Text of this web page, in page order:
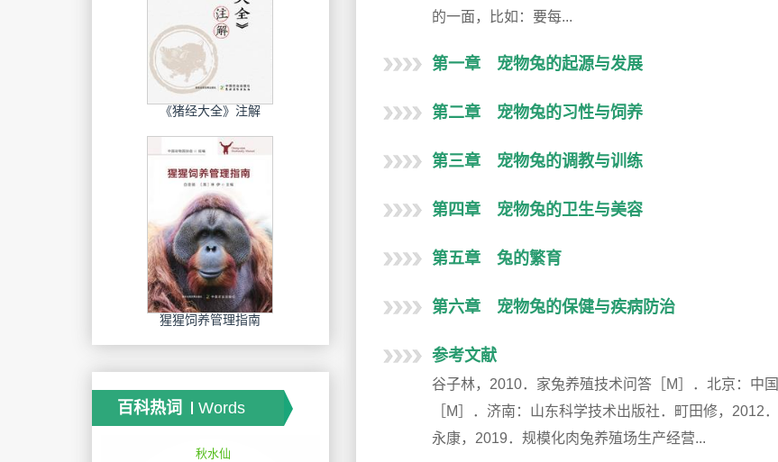
的一面，比如：要每...
第一章 宠物兔的起源与发展
第二章 宠物兔的习性与饲养
第三章 宠物兔的调教与训练
第四章 宠物兔的卫生与美容
第五章 兔的繁育
第六章 宠物兔的保健与疾病防治
参考文献
谷子林，2010．家兔养殖技术问答［M］．北京：中
［M］．济南：山东科学技术出版社．町田修，2012
永康，2019．规模化肉兔养殖场生产经营...
《猪经大全》注解
猩猩饲养管理指南
百科热词 Words